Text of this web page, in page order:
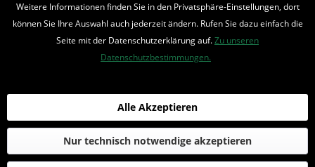
UNSER SHOP
Bestellung widerrufen
* Alle Preise inkl. MwSt. und zzgl.Bearbeitungspauschale
Weitere Informationen finden Sie in den Privatsphäre-Einstellungen, dort
können Sie Ihre Auswahl auch jederzeit ändern. Rufen Sie dazu einfach die
Seite mit der Datenschutzerklärung auf.Zu unseren
Datenschutzbestimmungen.
Nur technisch notwendige akzeptieren
Alle Akzeptieren